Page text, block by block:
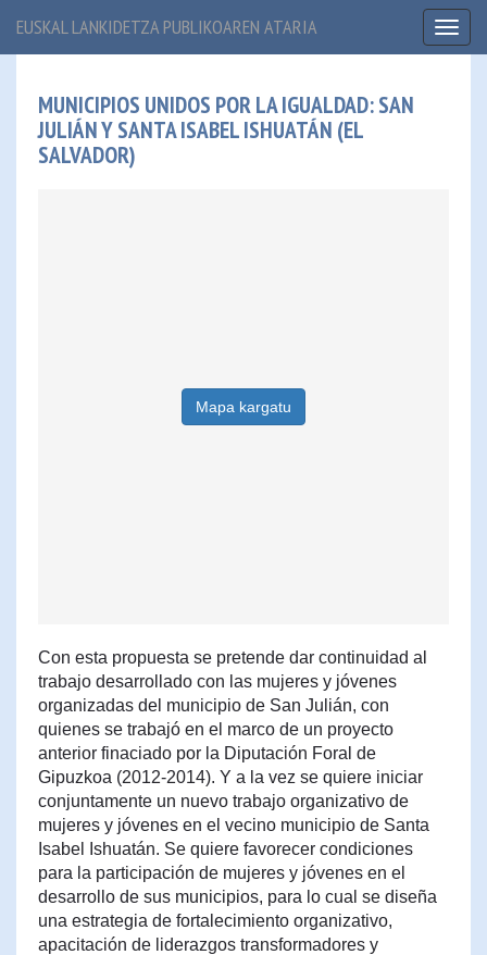
EUSKAL LANKIDETZA PUBLIKOAREN ATARIA
MUNICIPIOS UNIDOS POR LA IGUALDAD: SAN
JULIÁN Y SANTA ISABEL ISHUATÁN (EL
SALVADOR)
Mapa kargatu
Con esta propuesta se pretende dar continuidad al
trabajo desarrollado con las mujeres y jóvenes
organizadas del municipio de San Julián, con
quienes se trabajó en el marco de un proyecto
anterior finaciado por la Diputación Foral de
Gipuzkoa (2012-2014). Y a la vez se quiere iniciar
conjuntamente un nuevo trabajo organizativo de
mujeres y jóvenes en el vecino municipio de Santa
Isabel Ishuatán. Se quiere favorecer condiciones
para la participación de mujeres y jóvenes en el
desarrollo de sus municipios, para lo cual se diseña
una estrategia de fortalecimiento organizativo,
apacitación de liderazgos transformadores y